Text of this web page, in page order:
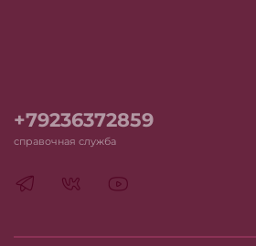
+79236372859
справочная служба